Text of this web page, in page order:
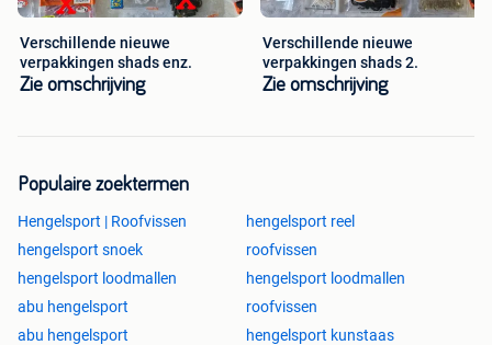
Verschillende nieuwe
verpakkingen shads enz.
Zie omschrijving
Verschillende nieuwe
verpakkingen shads 2.
Zie omschrijving
Populaire zoektermen
Hengelsport | Roofvissen
hengelsport reel
hengelsport snoek
roofvissen
hengelsport loodmallen
hengelsport loodmallen
abu hengelsport
roofvissen
abu hengelsport
hengelsport kunstaas